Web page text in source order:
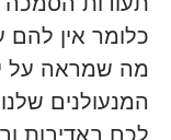
כלומר אין להם
מה שמראה על
המנעולנים
לכם באדיבות